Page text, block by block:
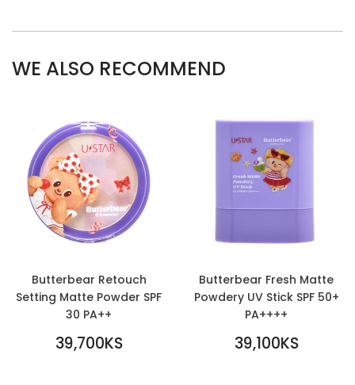
WE ALSO RECOMMEND
Butterbear Retouch
Setting Matte Powder SPF
30 PA++
REGULAR
39,700KS
Butterbear Fresh Matte
Powdery UV Stick SPF 50+
PA++++
REGULAR
39,100KS